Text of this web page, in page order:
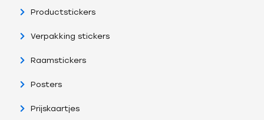
Productstickers
Verpakking stickers
Raamstickers
Posters
Prijskaartjes